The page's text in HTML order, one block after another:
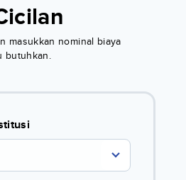
masukkan nominal biaya
butuhkan.